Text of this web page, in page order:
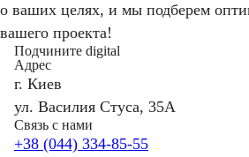
о ваших целях, и мы подберем
вашего проекта!
Подчините digital
Адрес
г. Киев
ул. Василия Стуса, 35А
Связь с нами
+38 (044) 334-85-55